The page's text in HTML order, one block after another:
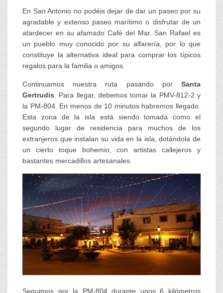
En San Antonio no podéis dejar de dar un paseo por su
agradable y extenso paseo marítimo o disfrutar de un
atardecer en su afamado Café del Mar. San Rafael es
un pueblo muy conocido por su alfarería, por lo que
constituye la alternativa ideal para comprar los típicos
regalos para la familia o amigos.
Continuamos nuestra ruta pasando por Santa
Gertrudis . Para llegar, debemos tomar la PMV-812-2 y
la PM-804. En menos de 10 minutos habremos llegado.
Esta zona de la isla está siendo tomada como el
segundo lugar de residencia para muchos de los
extranjeros que instalan su vida en la isla, dotándola de
un cierto toque bohemio, con artistas callejeros y
bastantes mercadillos artesanales.
Seguimos por la PM-804 durante unos 6 kilómetros